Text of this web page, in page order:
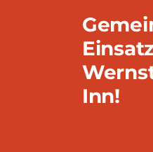
Inn!